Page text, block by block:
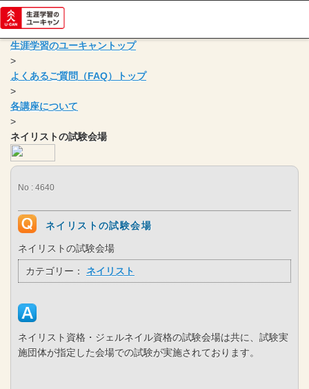
生涯学習のユーキャントップ
>
よくあるご質問（FAQ）トップ
>
各講座について
>
ネイリストの試験会場
No : 4640
ネイリストの試験会場
ネイリストの試験会場
カテゴリー： ネイリスト
ネイリスト資格・ジェルネイル資格の試験会場は共に、試験実
施団体が指定した会場での試験が実施されております。